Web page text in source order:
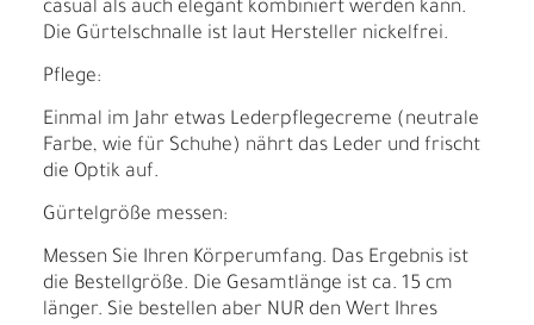
casual als auch elegant kombiniert werden kann.
Die Gürtelschnalle ist laut Hersteller nickelfrei.
Pflege:
Einmal im Jahr etwas Lederpflegecreme (neutrale
Farbe, wie für Schuhe) nährt das Leder und frischt
die Optik auf.
Gürtelgröße messen:
Messen Sie Ihren Körperumfang. Das Ergebnis ist
die Bestellgröße. Die Gesamtlänge ist ca. 15 cm
länger. Sie bestellen aber NUR den Wert Ihres